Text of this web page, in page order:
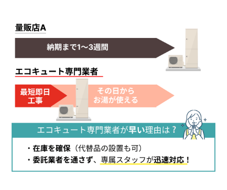
業者はどのように選びましたか？複数見積もりを取ったのか、決
め手や重要視した点があれば教えてください。
連絡してからの流れを教えてください。（どのような調査があっ
たのか、どのくらいで来たのか等）
実際にどのような作業を行いましたか？価格はどのくらいでした
業者、作業員の対応はいかがでしたか？修理交換後は問題なく使
えましたか？